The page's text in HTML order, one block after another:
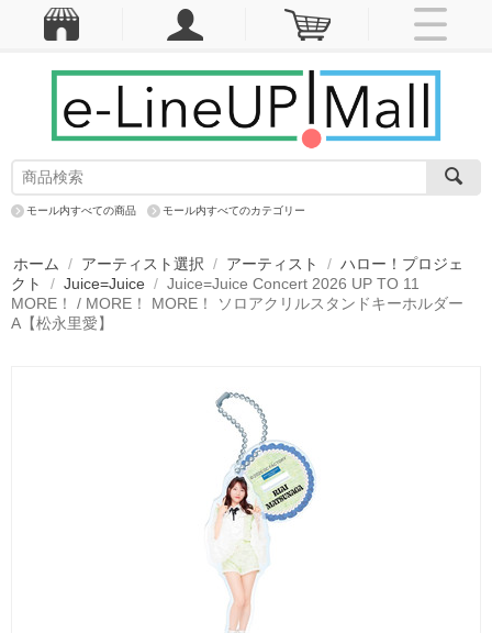
モール内すべての商品 モール内すべてのカテゴリー
ホーム / アーティスト選択 / アーティスト / ハロー！プロジェ
クト
/ Juice=Juice / Juice=Juice Concert 2026 UP TO 11
MORE！ / MORE！ MORE！ ソロアクリルスタンドキーホルダー
A【松永里愛】